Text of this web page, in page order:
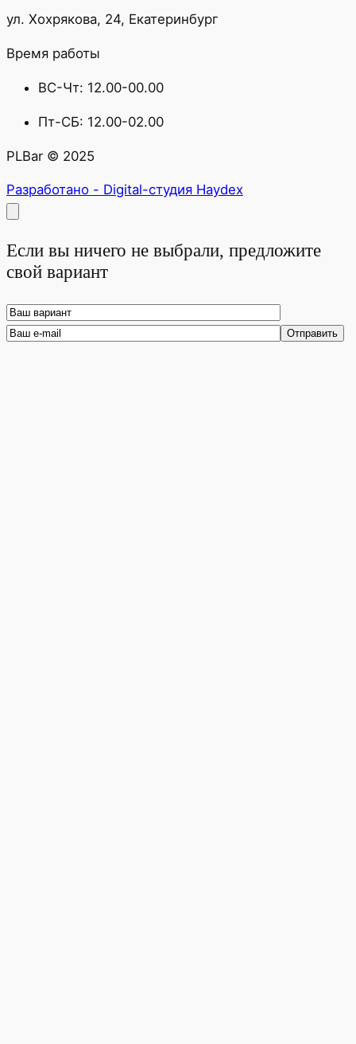
ул. Хохрякова, 24, Екатеринбург
Время работы
ВС-Чт: 12.00-00.00
Пт-СБ: 12.00-02.00
PLBar © 2025
Разработано - Digital-студия Haydex
Если вы ничего не выбрали, предложите
свой вариант